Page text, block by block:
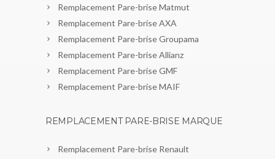
Remplacement Pare-brise Matmut
Remplacement Pare-brise AXA
Remplacement Pare-brise Groupama
Remplacement Pare-brise Allianz
Remplacement Pare-brise GMF
Remplacement Pare-brise MAIF
REMPLACEMENT PARE-BRISE MARQUE
Remplacement Pare-brise Renault